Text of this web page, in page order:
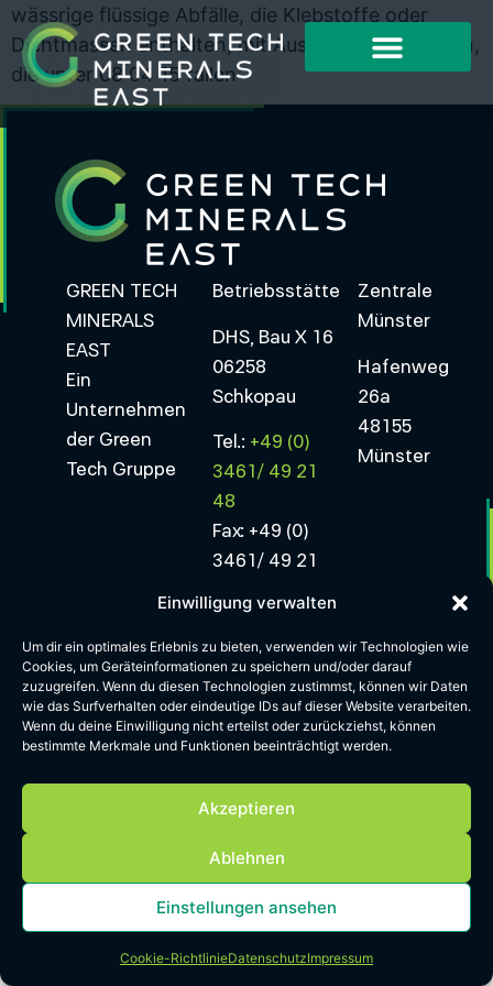
Einwilligung verwalten
Um dir ein optimales Erlebnis zu bieten, verwenden wir Technologien wie
Cookies, um Geräteinformationen zu speichern und/oder darauf
zuzugreifen. Wenn du diesen Technologien zustimmst, können wir Daten
wie das Surfverhalten oder eindeutige IDs auf dieser Website verarbeiten.
Wenn du deine Einwilligung nicht erteilst oder zurückziehst, können
bestimmte Merkmale und Funktionen beeinträchtigt werden.
Akzeptieren
Ablehnen
Einstellungen ansehen
Cookie-RichtlinieDatenschutzImpressum
wässrige flüssige Abfälle, die Klebstoffe oder
Dichtmassen enthalten, mit Ausnahme derjenigen,
die unter 08 04 15 fallen
GREEN TECH
MINERALS
EAST
Ein
Unternehmen
der Green
Tech Gruppe
Betriebsstätte
DHS, Bau X 16
06258
Schkopau
Tel.: +49 (0)
3461/ 49 21
48
Fax: +49 (0)
3461/ 49 21
Mail:
info.minerals-
east@greentech.nrw
Zentrale
Münster
Hafenweg
26a
48155
Münster
ImpressumDatenschutzCookie RichtlinienAGB